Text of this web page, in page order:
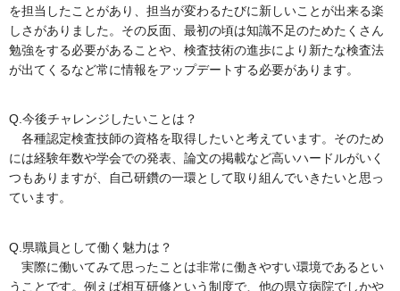
を担当したことがあり、担当が変わるたびに新しいことが出来る楽
しさがありました。その反面、最初の頃は知識不足のためたくさん
勉強をする必要があることや、検査技術の進歩により新たな検査法
が出てくるなど常に情報をアップデートする必要があります。
Q.今後チャレンジしたいことは？
各種認定検査技師の資格を取得したいと考えています。そのため
には経験年数や学会での発表、論文の掲載など高いハードルがいく
つもありますが、自己研鑽の一環として取り組んでいきたいと思っ
ています。
Q.県職員として働く魅力は？
実際に働いてみて思ったことは非常に働きやすい環境であるとい
うことです。例えば相互研修という制度で、他の県立病院でしかや